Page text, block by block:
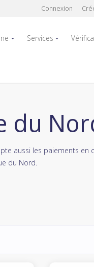
Connexion
Services
du
aussi les paiements en
du Nord.